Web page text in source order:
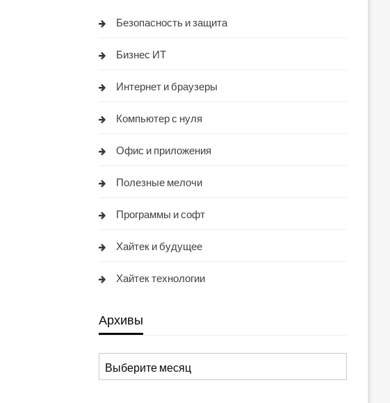
Безопасность и защита
Бизнес ИТ
Интернет и браузеры
Компьютер с нуля
Офис и приложения
Полезные мелочи
Программы и софт
Хайтек и будущее
Хайтек технологии
Архивы
Архивы